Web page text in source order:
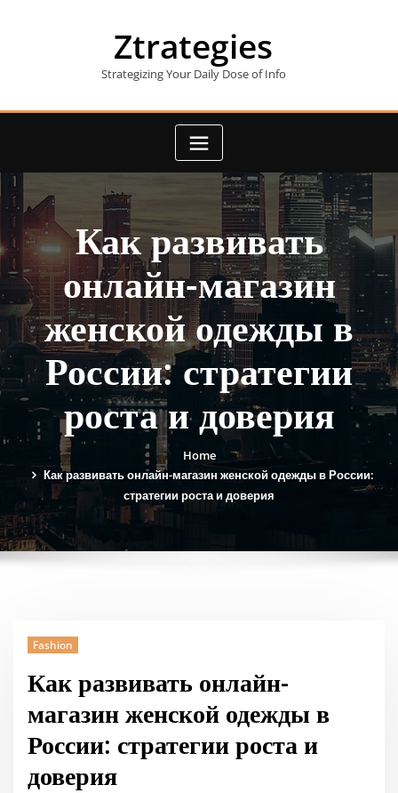
Ztrategies
Strategizing Your Daily Dose of Info
Как развивать
онлайн-магазин
женской одежды в
России: стратегии
роста и доверия
Home
Как развивать онлайн-магазин женской одежды в России:
стратегии роста и доверия
Fashion
Как развивать онлайн-
магазин женской одежды в
России: стратегии роста и
доверия